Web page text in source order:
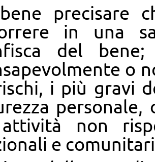
precisare
in una
del
o
i più gravi
non
e